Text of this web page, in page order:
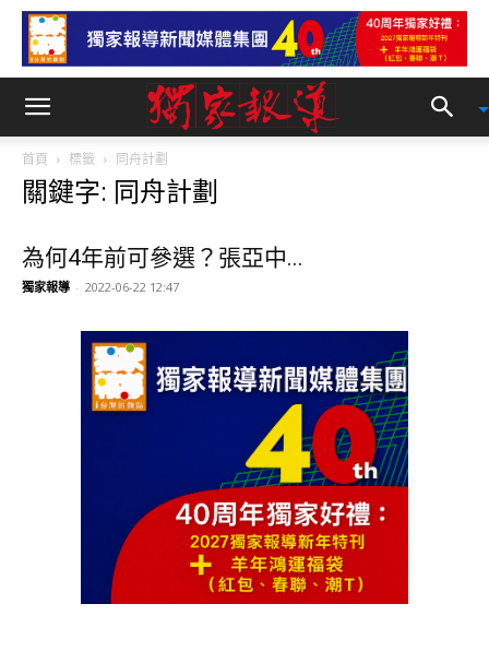
首頁 標籤 同舟計劃
關鍵字: 同舟計劃
為何4年前可參選？張亞中...
獨家報導 - 2022-06-22 12:47